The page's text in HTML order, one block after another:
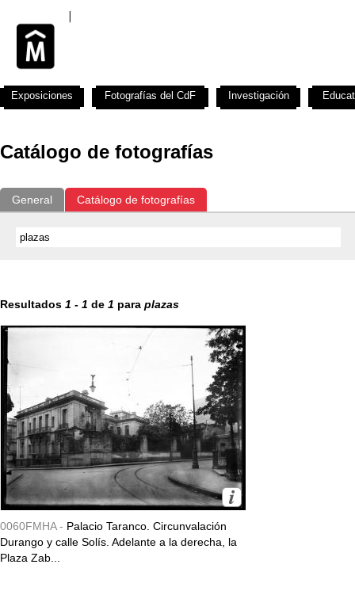
Catálogo de fotografías
General Catálogo de fotografías
Resultados 1 - 1 de 1 para plazas
0060FMHA - Palacio Taranco. Circunvalación
Durango y calle Solís. Adelante a la derecha, la
Plaza Zab...
Exposiciones Fotografías del CdF Investigación